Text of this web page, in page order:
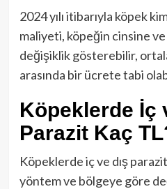
2024 yılı itibarıyla köpek
maliyeti, köpeğin cinsine ve
değişiklik gösterebilir,
arasında bir ücrete tabi
Köpeklerde İç
Parazit Kaç
Köpeklerde iç ve dış
yöntem ve bölgeye göre